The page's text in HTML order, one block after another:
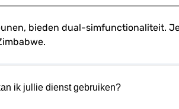
bieden dual-simfunctionaliteit.
ik jullie dienst gebruiken?